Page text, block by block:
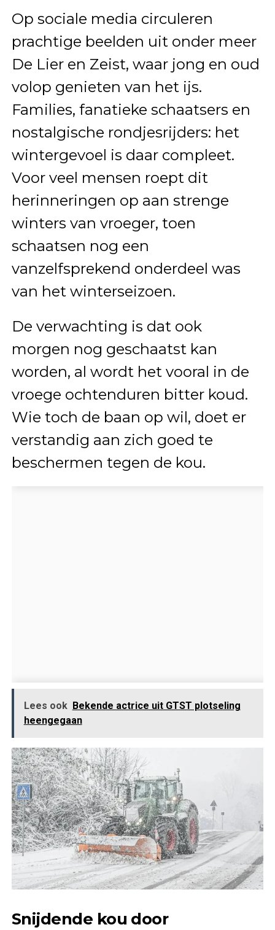
Op sociale media circuleren
prachtige beelden uit onder meer
De Lier en Zeist, waar jong en oud
volop genieten van het ijs.
Families, fanatieke schaatsers en
nostalgische rondjesrijders: het
wintergevoel is daar compleet.
Voor veel mensen roept dit
herinneringen op aan strenge
winters van vroeger, toen
schaatsen nog een
vanzelfsprekend onderdeel was
van het winterseizoen.
De verwachting is dat ook
morgen nog geschaatst kan
worden, al wordt het vooral in de
vroege ochtenduren bitter koud.
Wie toch de baan op wil, doet er
verstandig aan zich goed te
beschermen tegen de kou.
Lees ook Bekende actrice uit GTST plotseling
heengegaan
Snijdende kou door